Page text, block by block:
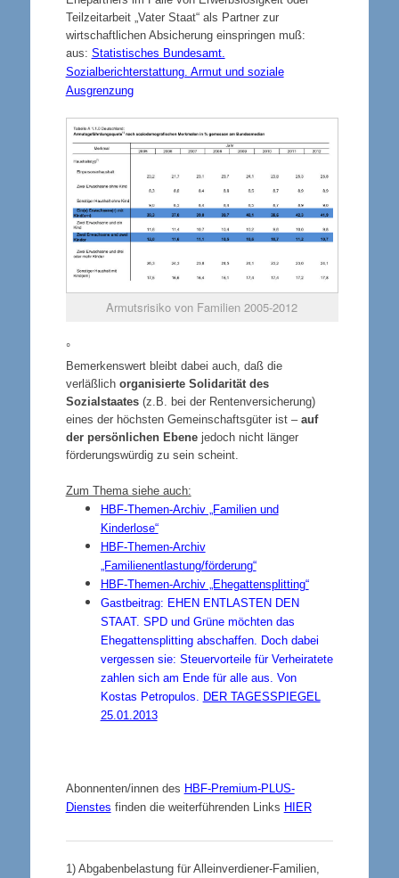
Teilzeitarbeit „Vater Staat“ als Partner zur
wirtschaftlichen Absicherung einspringen muß:
aus: Statistisches Bundesamt.
Sozialberichterstattung. Armut und soziale
Ausgrenzung
Armutsrisiko von Familien 2005-2012
°
Bemerkenswert bleibt dabei auch, daß die
verläßlich organisierte Solidarität des
Sozialstaates(z.B. bei der Rentenversicherung)
eines der höchsten Gemeinschaftsgüter ist – auf
der persönlichen Ebenejedoch nicht länger
förderungswürdig zu sein scheint.
Zum Thema siehe auch:
HBF-Themen-Archiv „Familien und
Kinderlose“
HBF-Themen-Archiv
„Familienentlastung/förderung“
HBF-Themen-Archiv „Ehegattensplitting“
Gastbeitrag: EHEN ENTLASTEN DEN
STAAT. SPD und Grüne möchten das
Ehegattensplitting abschaffen. Doch dabei
vergessen sie: Steuervorteile für Verheiratete
zahlen sich am Ende für alle aus. Von
Kostas Petropulos. DER TAGESSPIEGEL
25.01.2013
Abonnenten/innendes HBF-Premium-PLUS-
Dienstes finden die weiterführenden Links HIER
1)Abgabenbelastung für Alleinverdiener-Familien,